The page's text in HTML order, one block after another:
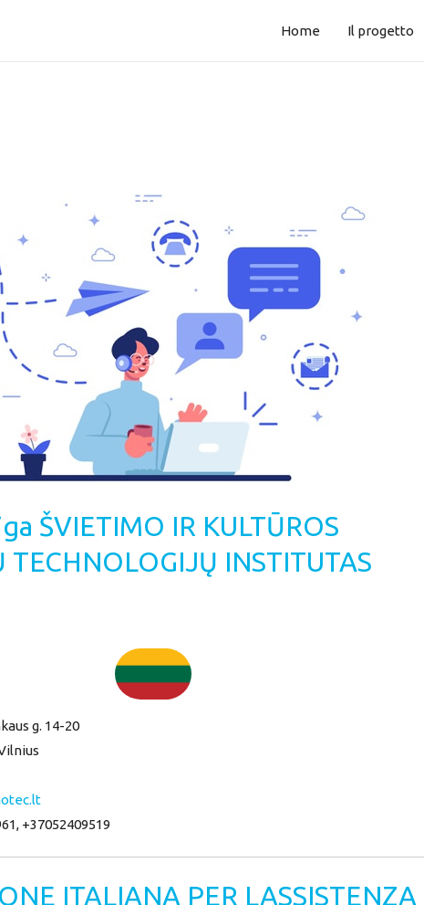
Home Il progetto
ŠVIETIMO IR KULTŪROS
TECHNOLOGIJŲ INSTITUTAS
g. 14-20
+37052409519
ITALIANA PER LASSISTENZA